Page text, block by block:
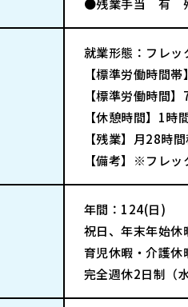
就業形態：フレッ
【標準労働時間
【標準労働時間
【休憩時間】1時
【残業】月28時
【備考】※フレ
年間：124(日)
祝日、年末年始
育児休暇・介護休
完全週休2日制（